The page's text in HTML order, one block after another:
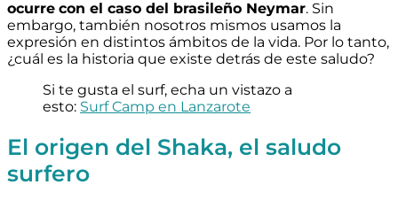
ocurre con el caso del brasileño Neymar. Sin
embargo, también nosotros mismos usamos la
expresión en distintos ámbitos de la vida. Por lo tanto,
¿cuál es la historia que existe detrás de este saludo?
Si te gusta el surf, echa un vistazo a
esto: Surf Camp en Lanzarote
El origen del Shaka, el saludo
surfero